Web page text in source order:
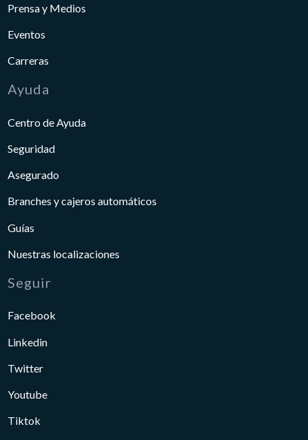
Prensa y Medios
Eventos
Carreras
Ayuda
Centro de Ayuda
Seguridad
Asegurado
Branches y cajeros automáticos
Guías
Nuestras localizaciones
Seguir
Facebook
Linkedin
Twitter
Youtube
Tiktok